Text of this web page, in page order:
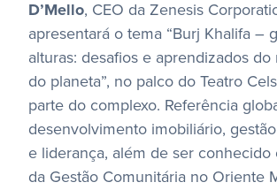
D’Mello, CEO da Zenesis
apresentará o tema “Burj Khalifa –
alturas: desafios e aprendizados
do planeta”, no palco do Teatro
parte do complexo. Referência
desenvolvimento imobiliário,
e liderança, além de ser conhecido
da Gestão Comunitária no Oriente